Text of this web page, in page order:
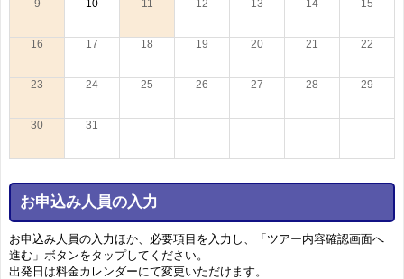
9 10 11 12 13 14 15
16 17 18 19 20 21 22
23 24 25 26 27 28 29
30 31
お申込み人員の入力
お申込み人員の入力ほか、必要項目を入力し、「ツアー内容確認画面へ
進む」ボタンをタップしてください。
出発日は料金カレンダーにて変更いただけます。